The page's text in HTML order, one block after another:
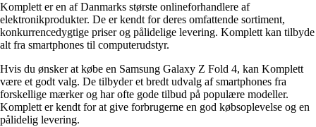
Komplett er en af Danmarks største onlineforhandlere af
elektronikprodukter. De er kendt for deres omfattende sortiment,
konkurrencedygtige priser og pålidelige levering. Komplett kan tilbyde
alt fra smartphones til computerudstyr.
Hvis du ønsker at købe en Samsung Galaxy Z Fold 4, kan Komplett
være et godt valg. De tilbyder et bredt udvalg af smartphones fra
forskellige mærker og har ofte gode tilbud på populære modeller.
Komplett er kendt for at give forbrugerne en god købsoplevelse og en
pålidelig levering.